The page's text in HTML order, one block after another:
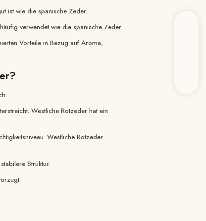
ist wie die spanische Zeder.
verwendet wie die spanische Zeder.
Vorteile in Bezug auf Aroma,
Westliche Rotzeder hat ein
Westliche Rotzeder
Struktur.